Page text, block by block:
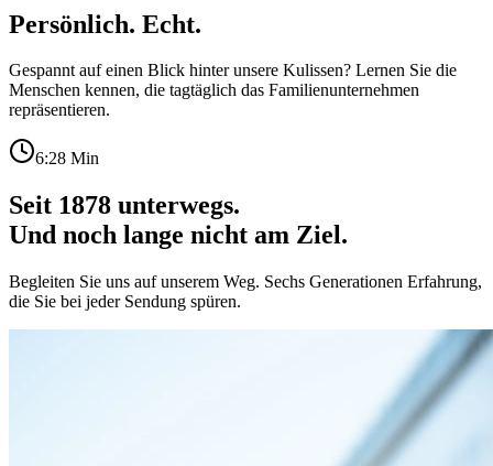
Persönlich. Echt.
Gespannt auf einen Blick hinter unsere Kulissen? Lernen Sie die
Menschen kennen, die tagtäglich das Familienunternehmen
repräsentieren.
6:28 Min
Seit 1878 unterwegs.
Und noch lange nicht am Ziel.
Begleiten Sie uns auf unserem Weg. Sechs Generationen Erfahrung,
die Sie bei jeder Sendung spüren.